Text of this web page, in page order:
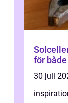
Solceller i
för
30 juli